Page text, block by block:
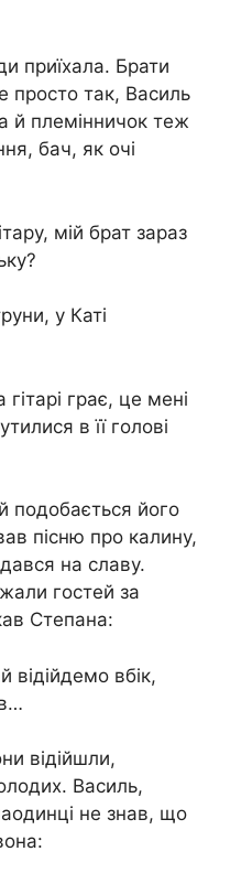
приїхала. Брати
просто так, Василь
й племінничок теж
бач, як очі
мій брат зараз
у Каті
грає, це мені
в її голові
подобається його
пісню про калину,
на славу.
гостей за
Степана:
вбік,
відійшли,
Василь,
не знав, що